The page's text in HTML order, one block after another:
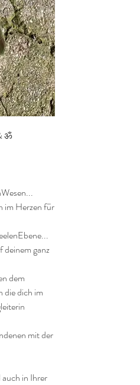
ॐ
im Herzen für
deinem ganz
dem
die dich im
mit der
in Ihrer